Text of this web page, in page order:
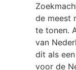
de meest
te tonen.
van
dit als
voor de